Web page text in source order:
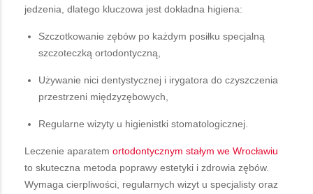
jedzenia, dlatego kluczowa jest dokładna higiena:
Szczotkowanie zębów po każdym posiłku specjalną
szczoteczką ortodontyczną,
Używanie nici dentystycznej i irygatora do czyszczenia
przestrzeni międzyzębowych,
Regularne wizyty u higienistki stomatologicznej.
Leczenie aparatem ortodontycznym stałym we Wrocławiu
to skuteczna metoda poprawy estetyki i zdrowia zębów.
Wymaga cierpliwości, regularnych wizyt u specjalisty oraz